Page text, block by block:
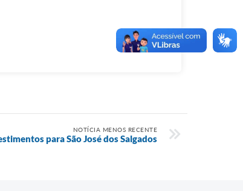
NOTÍCIA MENOS RECENTE
para São José dos Salgados